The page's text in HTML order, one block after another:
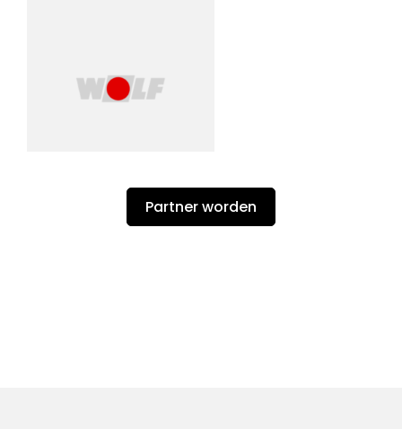
Partner worden